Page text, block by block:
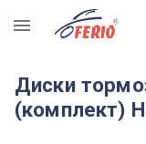
R
Диски
(комплект)